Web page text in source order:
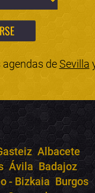
deSevilla
Albacete
Ávila Badajoz
- Bizkaia Burgos